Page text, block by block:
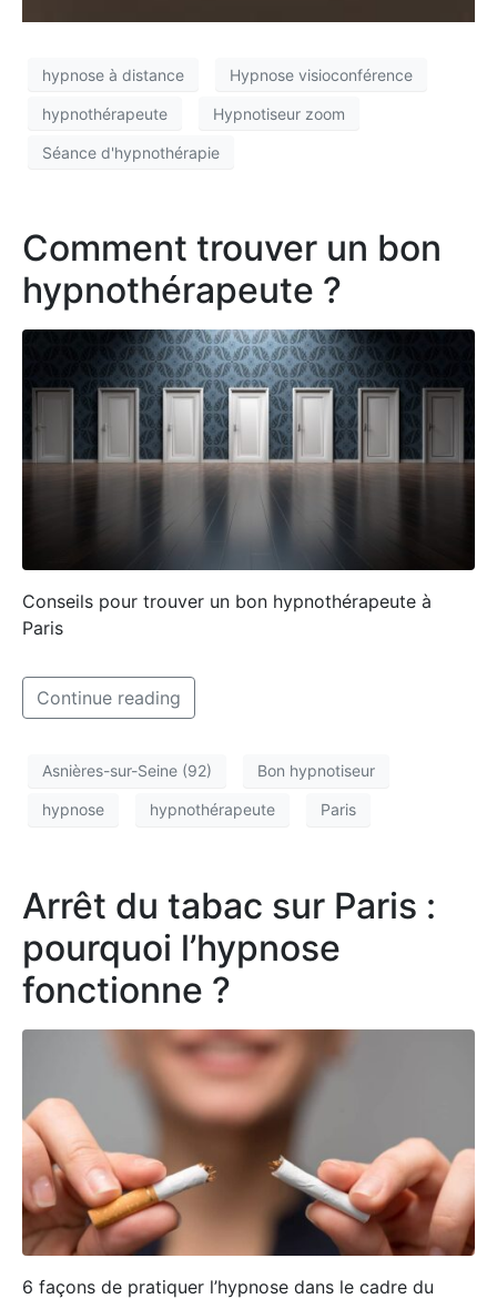
hypnose à distance Hypnose visioconférence
hypnothérapeute Hypnotiseur zoom
Séance d'hypnothérapie
Comment trouver un bon
hypnothérapeute ?
Conseils pour trouver un bon hypnothérapeute à
Paris
Continue reading
Asnières-sur-Seine (92) Bon hypnotiseur
hypnose hypnothérapeute Paris
Arrêt du tabac sur Paris :
pourquoi l’hypnose
fonctionne ?
6 façons de pratiquer l’hypnose dans le cadre du